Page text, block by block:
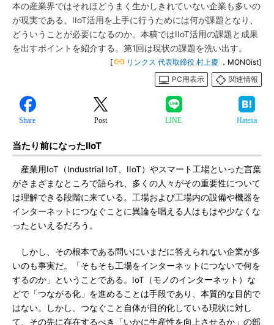
本の産業界ではそれほどうまく生かしきれていない企業も多いの
が現実である。IIoT活用を上手に行うためには何が課題となり、
どういうことが必要になるのか。本稿ではIIoT活用の課題と成果
を出すポイントを紹介する。第1回は現状の課題を洗い出す。
[ リンクス 代表取締役 村上慶 ，MONOist]
PC用表示
関連情報
Share Post LINE Hatena
当たり前になったIIoT
産業用IoT（Industrial IoT、IIoT）やスマート工場といった言葉
がさまざまなところで語られ、多くの人々がその重要性について
は理解できる段階に来ている。工場および工場内の設備や機器を
インターネットにつなぐことに異論を唱える人はもはや少なくな
ったといえるだろう。
しかし、その根本である問いにいまだに答えられない企業が多
いのも事実だ。「そもそも工場をインターネットにつないで何を
するのか」ということである。IoT（モノのインターネット）な
どで「つながる化」を進めることは手段であり、本質的な目的で
はない。しかし、つなぐこと自体が目的化している現状に対し
て、その先に存在するべき「いかに生産性を向上させるか」の部